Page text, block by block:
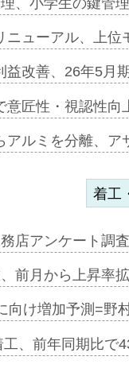
ニューアル、上
益改善、26年5月
意匠性・視認性向
アルミを分離、
着工
店アンケート調
前月から上昇率
向け増加予測=
工、前年同期比で